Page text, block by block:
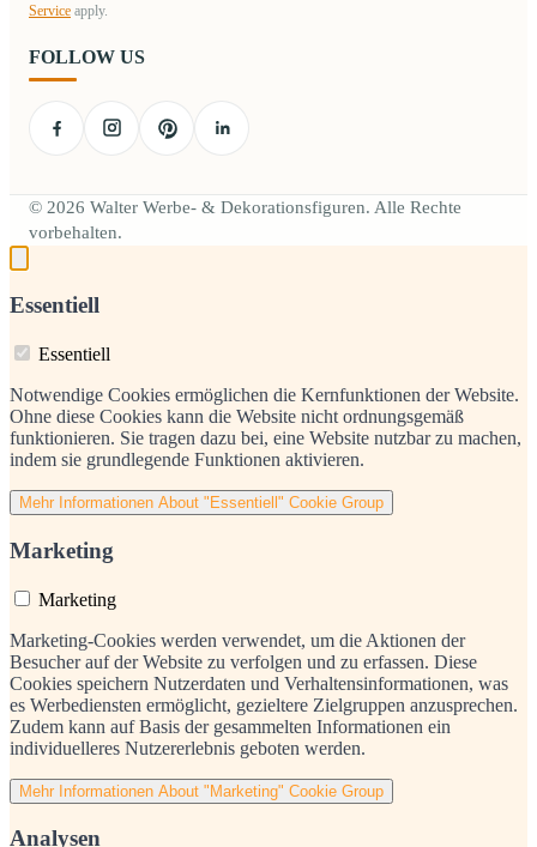
Service apply.
FOLLOW US
© 2026 Walter Werbe- & Dekorationsfiguren. Alle Rechte
vorbehalten.
Essentiell
Essentiell
Notwendige Cookies ermöglichen die Kernfunktionen der Website.
Ohne diese Cookies kann die Website nicht ordnungsgemäß
funktionieren. Sie tragen dazu bei, eine Website nutzbar zu machen,
indem sie grundlegende Funktionen aktivieren.
Mehr Informationen About "Essentiell" Cookie Group
Marketing
Marketing
Marketing-Cookies werden verwendet, um die Aktionen der
Besucher auf der Website zu verfolgen und zu erfassen. Diese
Cookies speichern Nutzerdaten und Verhaltensinformationen, was
es Werbediensten ermöglicht, gezieltere Zielgruppen anzusprechen.
Zudem kann auf Basis der gesammelten Informationen ein
individuelleres Nutzererlebnis geboten werden.
Mehr Informationen About "Marketing" Cookie Group
Analysen